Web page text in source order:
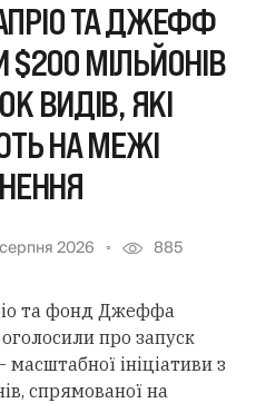
ТА ДЖЕФФ
МІЛЬЙОНІВ
ВИДІВ, ЯКІ
НА МЕЖІ
2026 885
та фонд Джеффа
про запуск
ініціативи з
спрямованої на